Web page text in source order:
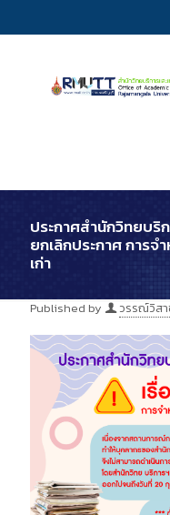
ประกาศสำนักวิทยบริ
ยกเลิกประกาศ การ
เก่า
Published by วรรณ์วิส